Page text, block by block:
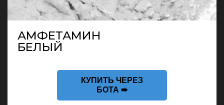
АМФЕТАМИН
БЕЛЫЙ
КУПИТЬ ЧЕРЕЗ
БОТА ➠